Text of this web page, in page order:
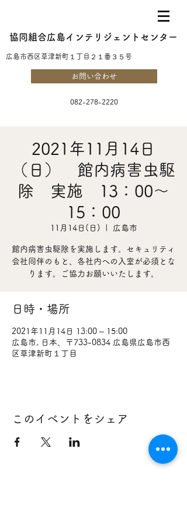
協同組合広島インテリジェントセンター
​広島市西区草津新町１丁目２１番３５号
お問い合わせ
082-278-2220
2021年11月14日
（日） 館内病害虫駆
除 実施 13：00～
15：00
11月14日(日) 広島市
館内病害虫駆除を実施します。セキュリティ
会社同伴のもと、各社内への入室が必須とな
ります。ご協力お願いいたします。
日時・場所
2021年11月14日 13:00 – 15:00
広島市, 日本、〒733-0834 広島県広島市西
区草津新町１丁目
このイベントをシェア